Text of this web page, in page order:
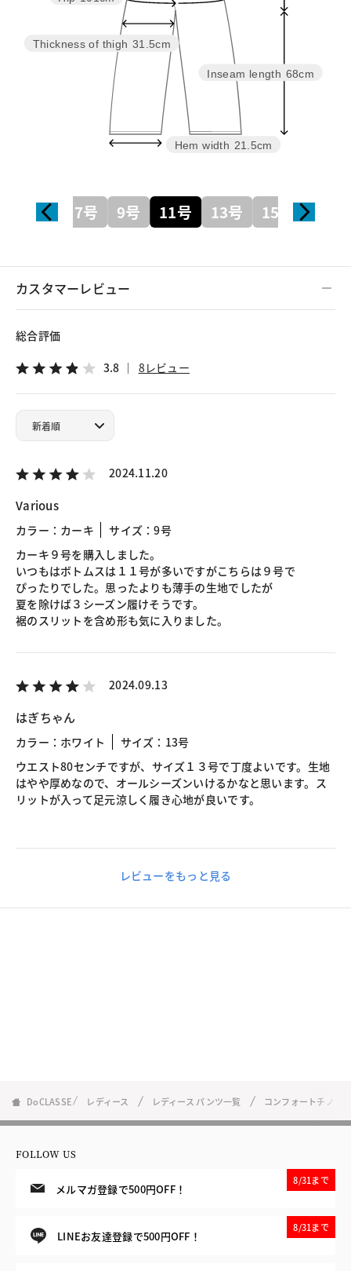
Inseam length 68cm
Hem width 21.5cm
Thickness of thigh 31.5cm
7号 9号 11号 13号 15号
カスタマーレビュー
総合評価
3.8 8レビュー
2024.11.20
Various
カラー：カーキ
サイズ：9号
カーキ９号を購入しました。
いつもはボトムスは１１号が多いですがこちらは９号で
ぴったりでした。思ったよりも薄手の生地でしたが
夏を除けば３シーズン履けそうです。
裾のスリットを含め形も気に入りました。
2024.09.13
はぎちゃん
カラー：ホワイト
サイズ：13号
ウエスト80センチですが、サイズ１３号で丁度よいです。生地
はやや厚めなので、オールシーズンいけるかなと思います。ス
リットが入って足元涼しく履き心地が良いです。
レビューをもっと見る
DoCLASSE レディース レディース パンツ一覧 コンフォートチノ・
FOLLOW US
メルマガ登録で500円OFF！
8/31まで
LINEお友達登録で500円OFF！
8/31まで